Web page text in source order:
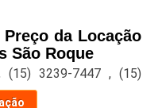
da Locação
São Roque
(15) 3239-7447 ,(15)